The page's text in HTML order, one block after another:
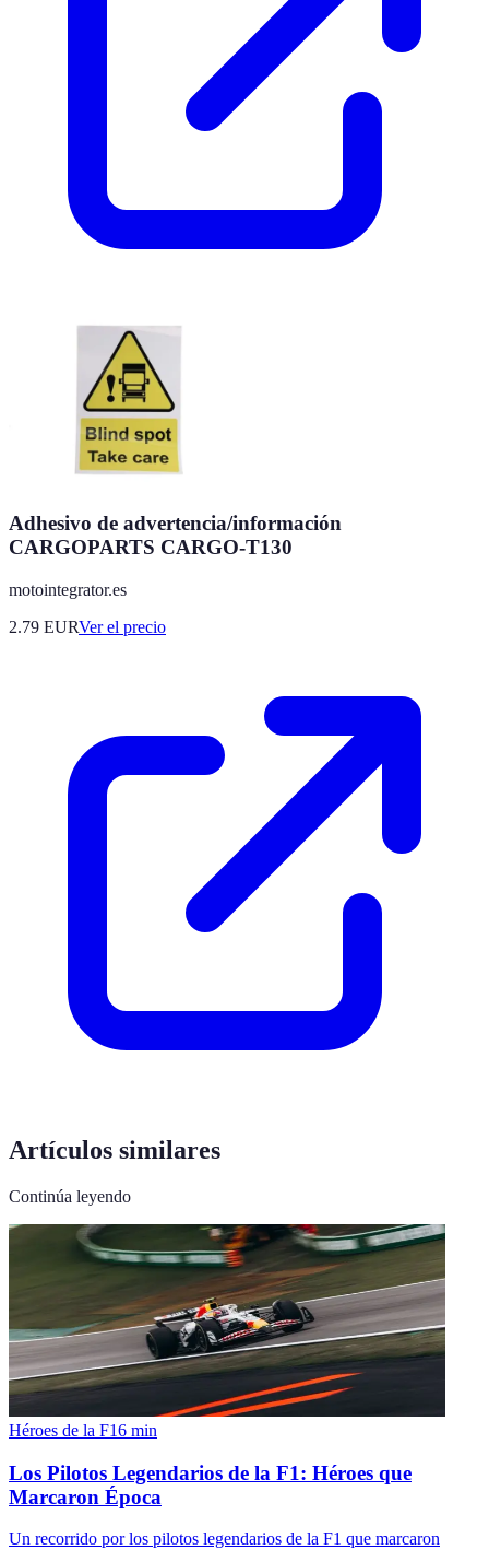
Adhesivo de advertencia/información
CARGOPARTS CARGO-T130
motointegrator.es
2.79 EURVer el precio
Artículos similares
Continúa leyendo
Héroes de la F16 min
Los Pilotos Legendarios de la F1: Héroes que
Marcaron Época
Un recorrido por los pilotos legendarios de la F1 que marcaron